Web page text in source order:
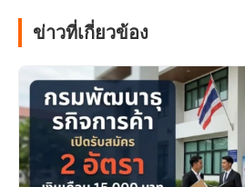
ข่าวที่เกี่ยวข้อง